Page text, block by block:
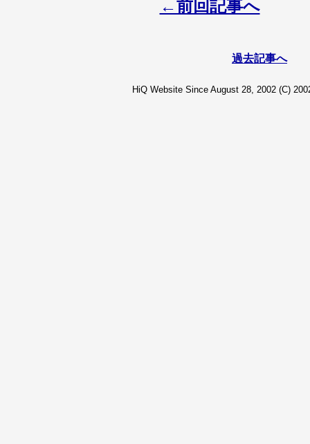
←前回記事へ
過去記事へ
HiQ Website Since August 28, 2002 (C)